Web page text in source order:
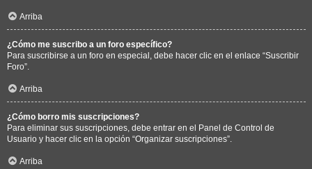
Arriba
¿Cómo me suscribo a un foro específico?
Para suscribirse a un foro en especial, debe hacer clic en el enlace “Suscribir
Foro”.
Arriba
¿Cómo borro mis suscripciones?
Para eliminar sus suscripciones, debe entrar en el Panel de Control de
Usuario y hacer clic en la opción “Organizar suscripciones”.
Arriba